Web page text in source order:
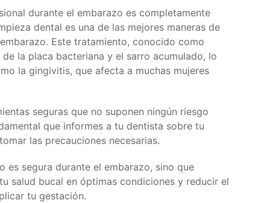
durante el embarazo es completamente
dental es una de las mejores maneras de
Este tratamiento, conocido como
la placa bacteriana y el sarro acumulado, lo
la gingivitis, que afecta a muchas mujeres
seguras que no suponen ningún riesgo
que informes a tu dentista sobre tu
las precauciones necesarias.
es segura durante el embarazo, sino que
salud bucal en óptimas condiciones y reducir el
tu gestación.